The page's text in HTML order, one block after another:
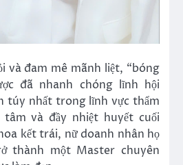
và đam mê mãnh liệt, “bóng
đã nhanh chóng lĩnh hội
túy nhất trong lĩnh vực thẩm
và đầy nhiệt huyết cuối
kết trái, nữ doanh nhân họ
thành một Master chuyên